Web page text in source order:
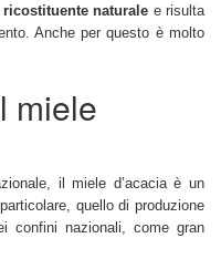
ricostituente naturale e risulta
Anche per questo è molto
miele
il miele d’acacia è un
particolare, quello di produzione
confini nazionali, come gran